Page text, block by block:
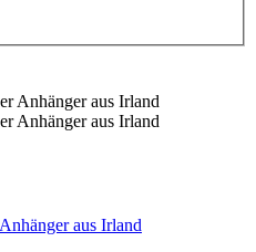
aus Irland